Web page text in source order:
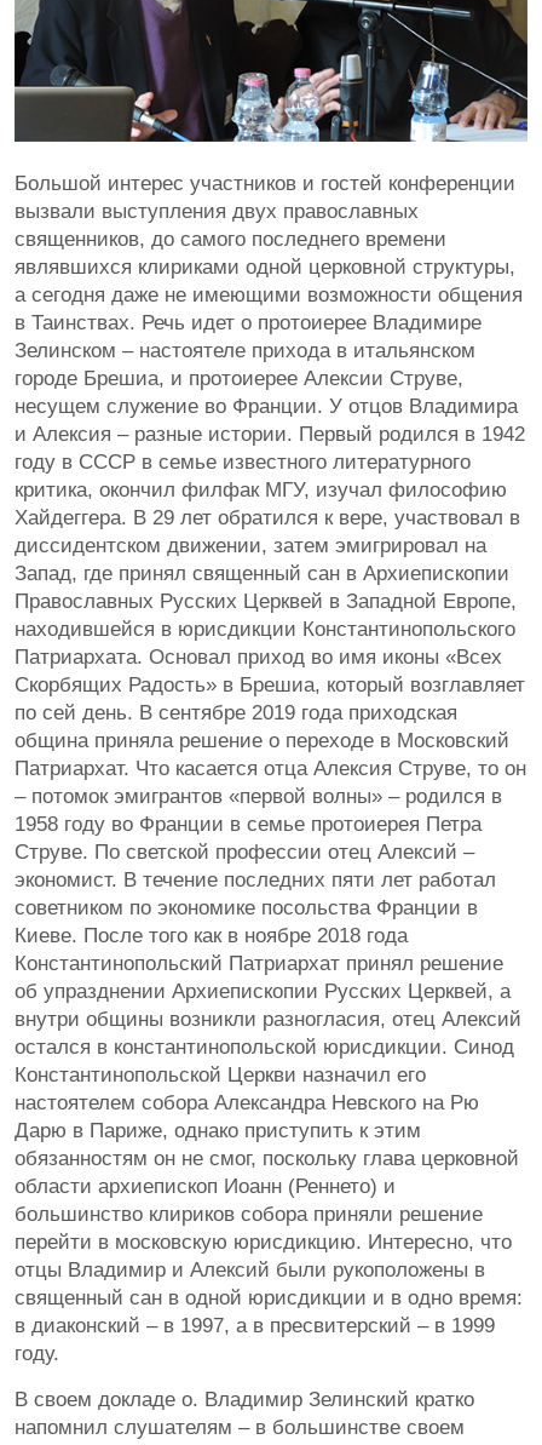
Большой интерес участников и гостей конференции
вызвали выступления двух православных
священников, до самого последнего времени
являвшихся клириками одной церковной структуры,
а сегодня даже не имеющими возможности общения
в Таинствах. Речь идет о протоиерее Владимире
Зелинском – настоятеле прихода в итальянском
городе Брешиа, и протоиерее Алексии Струве,
несущем служение во Франции. У отцов Владимира
и Алексия – разные истории. Первый родился в 1942
году в СССР в семье известного литературного
критика, окончил филфак МГУ, изучал философию
Хайдеггера. В 29 лет обратился к вере, участвовал в
диссидентском движении, затем эмигрировал на
Запад, где принял священный сан в Архиепископии
Православных Русских Церквей в Западной Европе,
находившейся в юрисдикции Константинопольского
Патриархата. Основал приход во имя иконы «Всех
Скорбящих Радость» в Брешиа, который возглавляет
по сей день. В сентябре 2019 года приходская
община приняла решение о переходе в Московский
Патриархат. Что касается отца Алексия Струве, то он
– потомок эмигрантов «первой волны» – родился в
1958 году во Франции в семье протоиерея Петра
Струве. По светской профессии отец Алексий –
экономист. В течение последних пяти лет работал
советником по экономике посольства Франции в
Киеве. После того как в ноябре 2018 года
Константинопольский Патриархат принял решение
об упразднении Архиепископии Русских Церквей, а
внутри общины возникли разногласия, отец Алексий
остался в константинопольской юрисдикции. Синод
Константинопольской Церкви назначил его
настоятелем собора Александра Невского на Рю
Дарю в Париже, однако приступить к этим
обязанностям он не смог, поскольку глава церковной
области архиепископ Иоанн (Реннето) и
большинство клириков собора приняли решение
перейти в московскую юрисдикцию. Интересно, что
отцы Владимир и Алексий были рукоположены в
священный сан в одной юрисдикции и в одно время:
в диаконский – в 1997, а в пресвитерский – в 1999
году.
В своем докладе о. Владимир Зелинский кратко
напомнил слушателям – в большинстве своем